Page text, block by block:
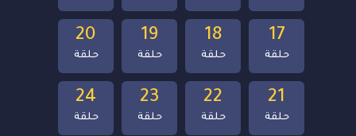
24
حلقة
23
حلقة
22
حلقة
21
حلقة
20
حلقة
19
حلقة
18
حلقة
17
حلقة